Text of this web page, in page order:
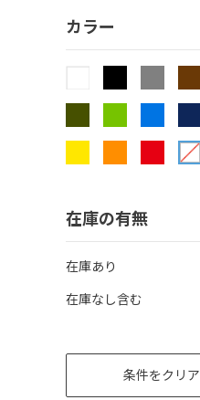
カラー
在庫の有無
在庫あり
在庫なし含む
条件をクリア